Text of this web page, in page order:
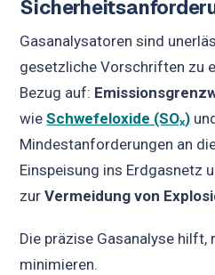
Gasanalysatoren sind
gesetzliche Vorschriften zu
Bezug auf:
wieSchwefeloxide (SOₓ)
Mindestanforderungen an
Einspeisung ins Erdgasnetz
zurVermeidung von
Die präzise Gasanalyse hilft,
minimieren.